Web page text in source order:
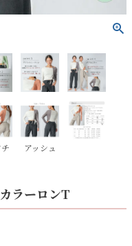
アッシュ
ラーロンT